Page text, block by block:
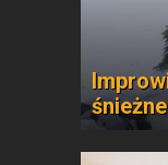
śnieżne